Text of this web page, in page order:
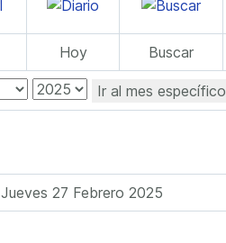
Hoy Buscar
Ir al mes específico
Jueves 27 Febrero 2025